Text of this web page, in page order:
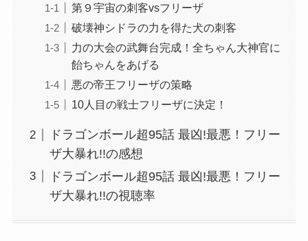
第９宇宙の刺客vsフリーザ
破壊神シドラの力を得た犬の刺客
力の大会の武舞台完成！全ちゃん大神官に
飴ちゃんをあげる
悪の帝王フリーザの策略
10人目の戦士フリーザに決定！
ドラゴンボール超95話 最凶!最悪！フリー
ザ大暴れ!!の感想
ドラゴンボール超95話 最凶!最悪！フリー
ザ大暴れ!!の視聴率